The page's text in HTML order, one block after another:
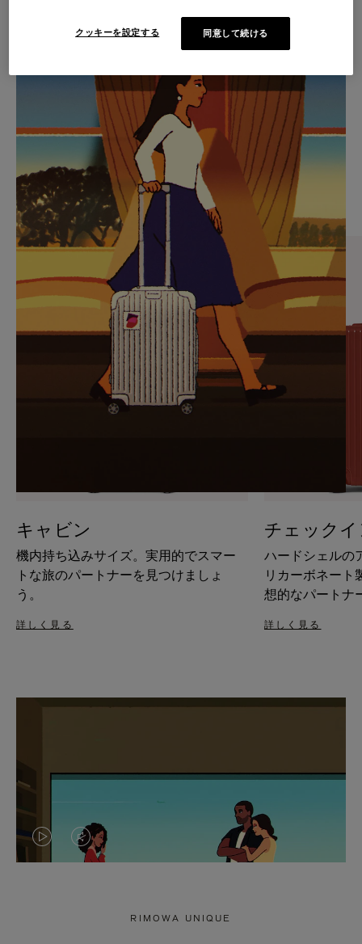
IS
PLAYED,
PLEASE
PRESS
TO
PAUSE
IT
IS
MUTED,
PLEASE
PRESS
TO
UNMUTE
IT
厳選されたギフトセレクション
あらゆる旅に寄り添う究極の
パートナーを見つけましょう
キャビン
機内持ち込みサイズ。実用的でスマー
トな旅のパートナーを見つけましょ
う。
詳しく見る
チェック
ハードシェルの
リカーボネート
想的なパートナ
詳しく見る
VIDEOVIDEO
RIMOWA UNIQUE
クッキーを設定する 同意して続ける